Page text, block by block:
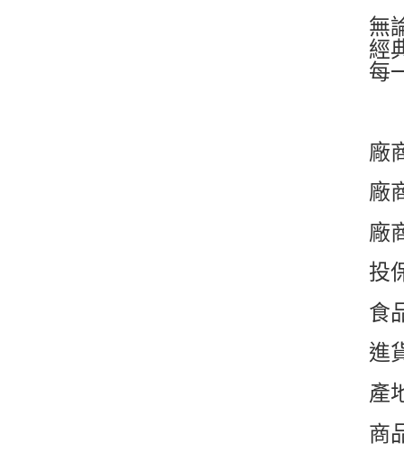
無
經
每
廠
廠
廠
投
食
進
產
商